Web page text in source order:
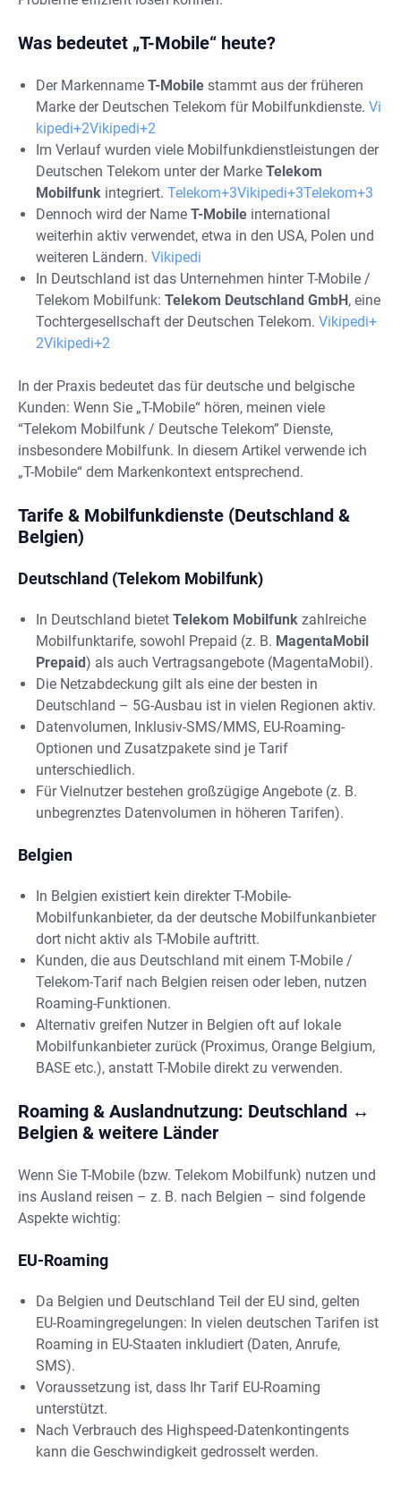
Was bedeutet „T-Mobile“ heute?
Der Markenname T-Mobile stammt aus der früheren
Marke der Deutschen Telekom für Mobilfunkdienste. Vi
kipedi+2Vikipedi+2
Im Verlauf wurden viele Mobilfunkdienstleistungen der
Deutschen Telekom unter der Marke Telekom
Mobilfunk integriert. Telekom+3Vikipedi+3Telekom+3
Dennoch wird der Name T-Mobile international
weiterhin aktiv verwendet, etwa in den USA, Polen und
weiteren Ländern. Vikipedi
In Deutschland ist das Unternehmen hinter T-Mobile /
Telekom Mobilfunk: Telekom Deutschland GmbH, eine
Tochtergesellschaft der Deutschen Telekom. Vikipedi+
2Vikipedi+2
In der Praxis bedeutet das für deutsche und belgische
Kunden: Wenn Sie „T-Mobile“ hören, meinen viele
“Telekom Mobilfunk / Deutsche Telekom” Dienste,
insbesondere Mobilfunk. In diesem Artikel verwende ich
„T-Mobile“ dem Markenkontext entsprechend.
Tarife & Mobilfunkdienste (Deutschland &
Belgien)
Deutschland (Telekom Mobilfunk)
In Deutschland bietet Telekom Mobilfunk zahlreiche
Mobilfunktarife, sowohl Prepaid (z. B. MagentaMobil
Prepaid) als auch Vertragsangebote (MagentaMobil).
Die Netzabdeckung gilt als eine der besten in
Deutschland – 5G-Ausbau ist in vielen Regionen aktiv.
Datenvolumen, Inklusiv-SMS/MMS, EU-Roaming-
Optionen und Zusatzpakete sind je Tarif
unterschiedlich.
Für Vielnutzer bestehen großzügige Angebote (z. B.
unbegrenztes Datenvolumen in höheren Tarifen).
Belgien
In Belgien existiert kein direkter T-Mobile-
Mobilfunkanbieter, da der deutsche Mobilfunkanbieter
dort nicht aktiv als T-Mobile auftritt.
Kunden, die aus Deutschland mit einem T-Mobile /
Telekom-Tarif nach Belgien reisen oder leben, nutzen
Roaming-Funktionen.
Alternativ greifen Nutzer in Belgien oft auf lokale
Mobilfunkanbieter zurück (Proximus, Orange Belgium,
BASE etc.), anstatt T-Mobile direkt zu verwenden.
Roaming & Auslandnutzung: Deutschland ↔
Belgien & weitere Länder
Wenn Sie T-Mobile (bzw. Telekom Mobilfunk) nutzen und
ins Ausland reisen – z. B. nach Belgien – sind folgende
Aspekte wichtig:
EU-Roaming
Da Belgien und Deutschland Teil der EU sind, gelten
EU-Roamingregelungen: In vielen deutschen Tarifen ist
Roaming in EU-Staaten inkludiert (Daten, Anrufe,
SMS).
Voraussetzung ist, dass Ihr Tarif EU-Roaming
unterstützt.
Nach Verbrauch des Highspeed-Datenkontingents
kann die Geschwindigkeit gedrosselt werden.